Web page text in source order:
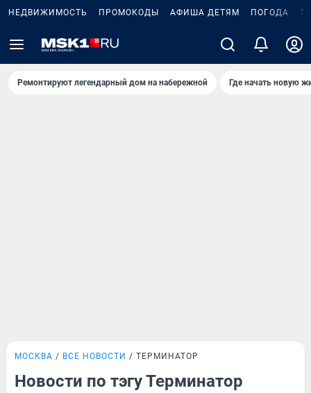
НЕДВИЖИМОСТЬ ПРОМОКОДЫ АФИША ДЕТЯМ ПОГОДА
Ремонтируют легендарный дом на набережной Где начать новую
МОСКВА ВСЕ НОВОСТИ ТЕРМИНАТОР
Новости по тэгу Терминатор